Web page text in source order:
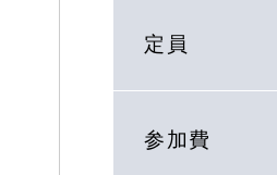
定員
参加費